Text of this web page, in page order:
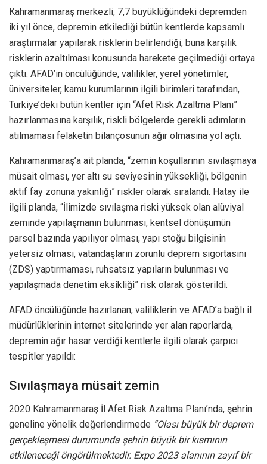
Kahramanmaraş merkezli, 7,7 büyüklüğündeki depremden
iki yıl önce, depremin etkilediği bütün kentlerde kapsamlı
araştırmalar yapılarak risklerin belirlendiği, buna karşılık
risklerin azaltılması konusunda harekete geçilmediği ortaya
çıktı. AFAD’ın öncülüğünde, valilikler, yerel yönetimler,
üniversiteler, kamu kurumlarının ilgili birimleri tarafından,
Türkiye’deki bütün kentler için “Afet Risk Azaltma Planı”
hazırlanmasına karşılık, riskli bölgelerde gerekli adımların
atılmaması felaketin bilançosunun ağır olmasına yol açtı.
Kahramanmaraş’a ait planda, “zemin koşullarının sıvılaşmaya
müsait olması, yer altı su seviyesinin yüksekliği, bölgenin
aktif fay zonuna yakınlığı” riskler olarak sıralandı. Hatay ile
ilgili planda, “İlimizde sıvılaşma riski yüksek olan alüviyal
zeminde yapılaşmanın bulunması, kentsel dönüşümün
parsel bazında yapılıyor olması, yapı stoğu bilgisinin
yetersiz olması, vatandaşların zorunlu deprem sigortasını
(ZDS) yaptırmaması, ruhsatsız yapıların bulunması ve
yapılaşmada denetim eksikliği” risk olarak gösterildi.
AFAD öncülüğünde hazırlanan, valiliklerin ve AFAD’a bağlı il
müdürlüklerinin internet sitelerinde yer alan raporlarda,
depremin ağır hasar verdiği kentlerle ilgili olarak çarpıcı
tespitler yapıldı:
Sıvılaşmaya müsait zemin
2020 Kahramanmaraş İl Afet Risk Azaltma Planı’nda, şehrin
geneline yönelik değerlendirmede “Olası büyük bir deprem
gerçekleşmesi durumunda şehrin büyük bir kısmının
etkileneceği öngörülmektedir. Expo 2023 alanının zayıf bir